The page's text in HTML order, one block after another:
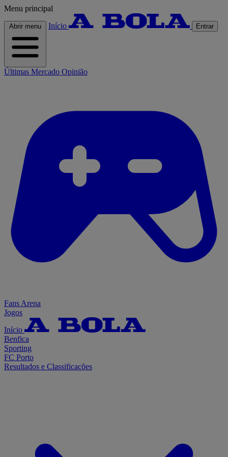
Menu principal
Abrir menu Início Entrar
Últimas Mercado Opinião
Fans Arena
Jogos
Início
Benfica
Sporting
FC Porto
Resultados e Classificações